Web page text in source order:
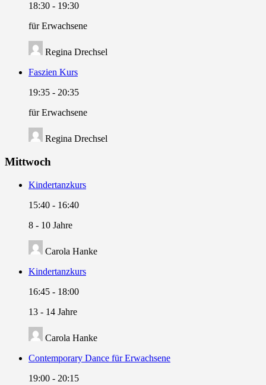
18:30 - 19:30
für Erwachsene
Regina Drechsel
Faszien Kurs
19:35 - 20:35
für Erwachsene
Regina Drechsel
Mittwoch
Kindertanzkurs
15:40 - 16:40
8 - 10 Jahre
Carola Hanke
Kindertanzkurs
16:45 - 18:00
13 - 14 Jahre
Carola Hanke
Contemporary Dance für Erwachsene
19:00 - 20:15